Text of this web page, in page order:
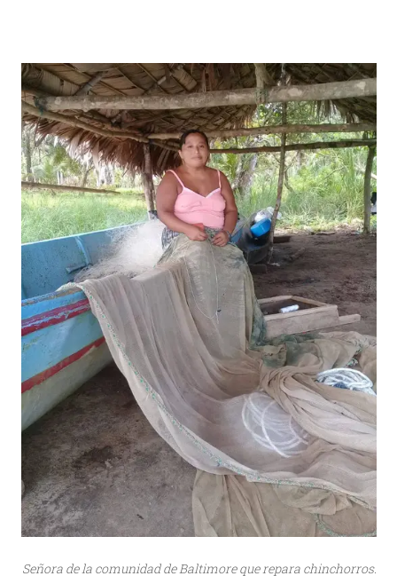
Señora de la comunidad de Baltimore que repara chinchorros.